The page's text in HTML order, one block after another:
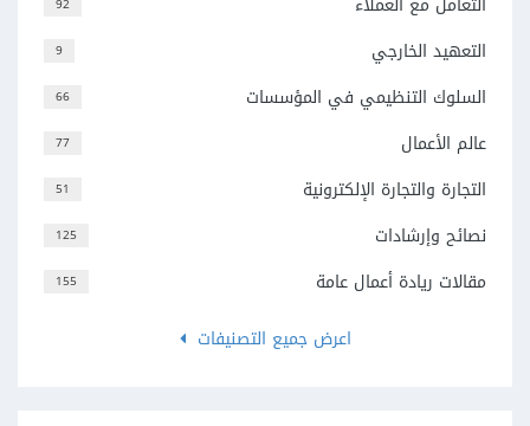
9 التعهيد الخارجي
66 السلوك التنظيمي في المؤسسات
77 عالم الأعمال
51 التجارة والتجارة الإلكترونية
125 نصائح وإرشادات
155
مقالات ريادة أعمال عامة
اعرض جميع التصنيفات